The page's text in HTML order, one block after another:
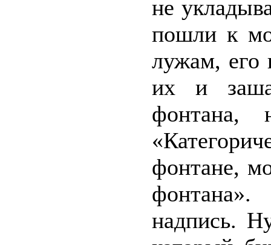
не
пошли к
лужам, его
их и
фонтана,
фонтане,
надпись.